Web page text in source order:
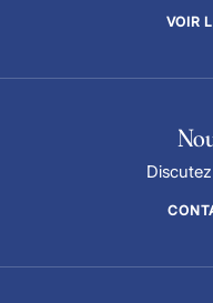
VOIR